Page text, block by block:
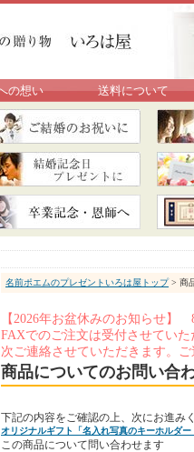
の想い 送料について
名前ポエムのプレゼントいろは屋トップ> 商
【2026年お盆休みのお知らせ】
FAXでのご注文は受付させてい
次ご連絡させていただきます。
商品についてのお問い合
下記の内容をご確認の上、次にお進み
オリジナルギフト「名入れ写真のキーホルダー
この商品について問い合わせます